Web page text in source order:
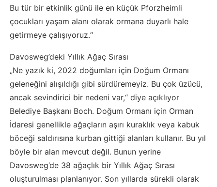
Bu tür bir etkinlik günü ile en küçük Pforzheimli
çocukları yaşam alanı olarak ormana duyarlı hale
getirmeye çalışıyoruz.“
Davosweg’deki Yıllık Ağaç Sırası
„Ne yazık ki, 2022 doğumları için Doğum Ormanı
geleneğini alışıldığı gibi sürdüremeyiz. Bu çok üzücü,
ancak sevindirici bir nedeni var,“ diye açıklıyor
Belediye Başkanı Boch. Doğum Ormanı için Orman
İdaresi genellikle ağaçların aşırı kuraklık veya kabuk
böceği saldırısına kurban gittiği alanları kullanır. Bu yıl
böyle bir alan mevcut değil. Bunun yerine
Davosweg’de 38 ağaçlık bir Yıllık Ağaç Sırası
oluşturulması planlanıyor. Son yıllarda sürekli olarak